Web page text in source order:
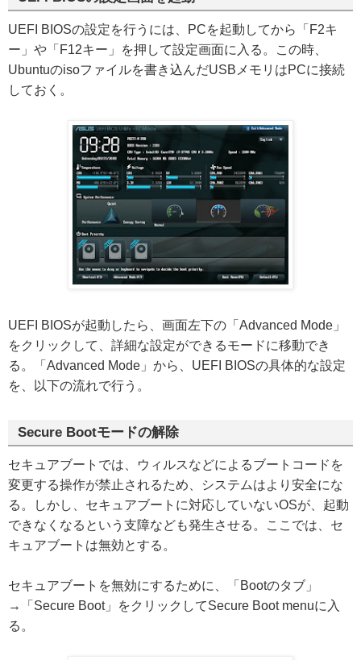
UEFI BIOSの設定を行うには、PCを起動してから「F2キ
ー」や「F12キー」を押して設定画面に入る。この時、
Ubuntuのisoファイルを書き込んだUSBメモリはPCに接続
しておく。
UEFI BIOSが起動したら、画面左下の「Advanced Mode」
をクリックして、詳細な設定ができるモードに移動でき
る。「Advanced Mode」から、UEFI BIOSの具体的な設定
を、以下の流れで行う。
Secure Bootモードの解除
セキュアブートでは、ウィルスなどによるブートコードを
変更する操作が禁止されるため、システムはより安全にな
る。しかし、セキュアブートに対応していないOSが、起動
できなくなるという支障なども発生させる。ここでは、セ
キュアブートは無効とする。
セキュアブートを無効にするために、「Bootのタブ」
→「Secure Boot」をクリックしてSecure Boot menuに入
る。